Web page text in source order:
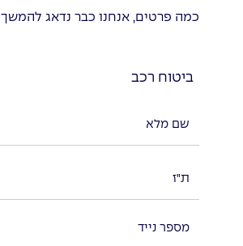
כמה פרטים, אנחנו כבר נדאג להמשך
ביטוח רכב